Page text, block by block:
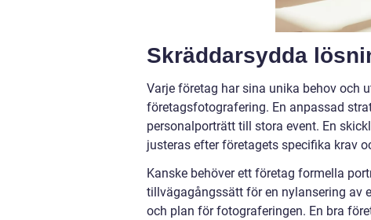
Skräddarsydda
Varje företag har sina unika behov och
företagsfotografering. En anpassad
personalporträtt till stora event. En
justeras efter företagets specifika krav
Kanske behöver ett företag formella
tillvägagångssätt för en nylansering av
och plan för fotograferingen. En bra